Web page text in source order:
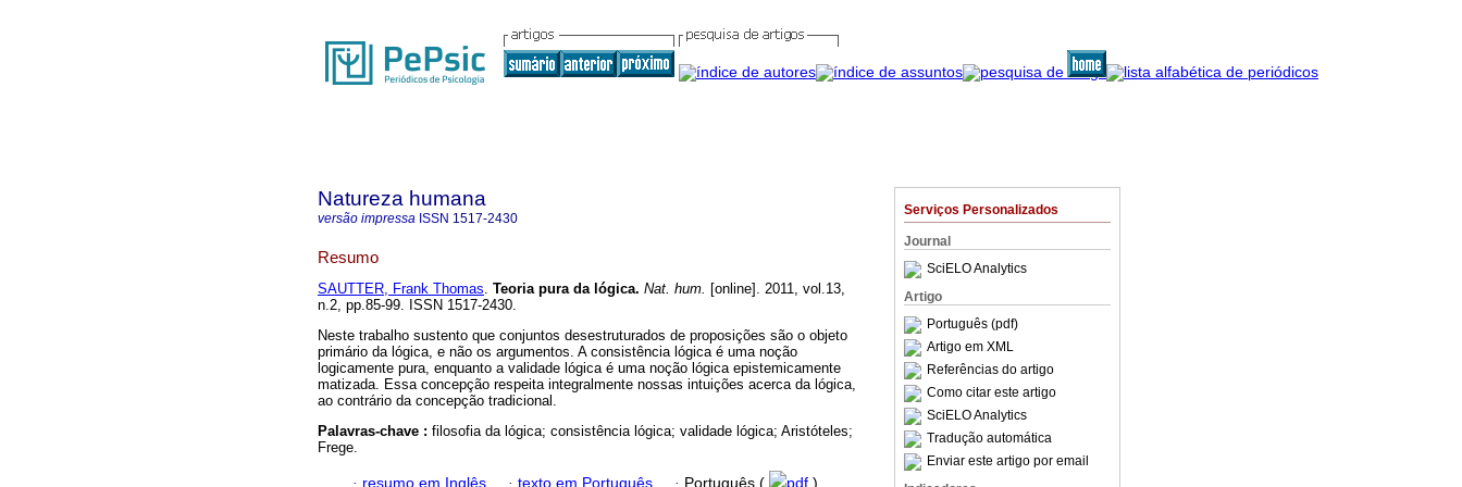
Serviços Personalizados
Journal
SciELO Analytics
Artigo
Português (pdf)
Artigo em XML
Referências do artigo
Como citar este artigo
SciELO Analytics
Tradução automática
Enviar este artigo por email
Natureza humana
versão impressa ISSN 1517-2430
Resumo
SAUTTER, Frank Thomas. Teoria pura da lógica. Nat. hum. [online]. 2011, vol.13,
n.2, pp.85-99. ISSN 1517-2430.
Neste trabalho sustento que conjuntos desestruturados de proposições são o objeto
primário da lógica, e não os argumentos. A consistência lógica é uma noção
logicamente pura, enquanto a validade lógica é uma noção lógica epistemicamente
matizada. Essa concepção respeita integralmente nossas intuições acerca da lógica,
ao contrário da concepção tradicional.
Palavras-chave : filosofia da lógica; consistência lógica; validade lógica; Aristóteles;
Frege.
· resumo em Inglês · texto em Português · Português ( pdf )